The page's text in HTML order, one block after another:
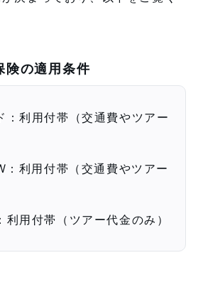
険の適用条件
：利用付帯（交通費やツアー
：利用付帯（交通費やツアー
利用付帯（ツアー代金のみ）